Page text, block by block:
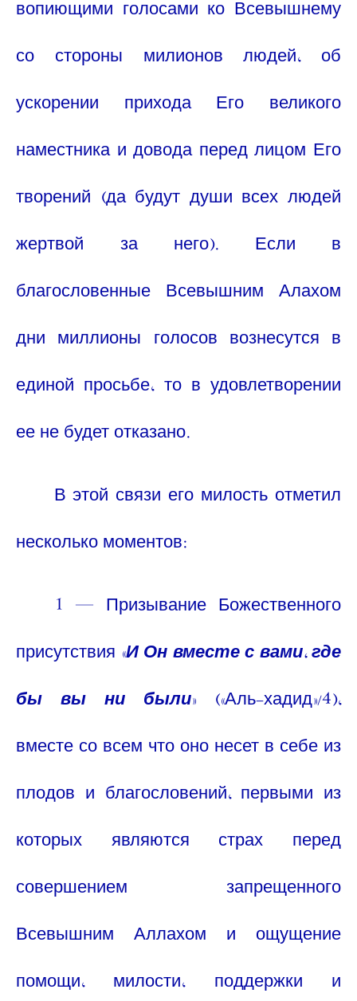
вопиющими голосами ко Всевышнему
со стороны милионов людей, об
ускорении прихода Его великого
наместника и довода перед лицом Его
творений (да будут души всех людей
жертвой за него). Если в
благословенные Всевышним Алахом
дни миллионы голосов вознесутся в
единой просьбе, то в удовлетворении
ее не будет отказано.
В этой связи его милость отметил
несколько моментов:
1 — Призывание Божественного
присутствия «И Он вместе с вами, где
бы вы ни были» («Аль-хадид»/4),
вместе со всем что оно несет в себе из
плодов и благословений, первыми из
которых являются страх перед
совершением запрещенного
Всевышним Аллахом и ощущение
помощи, милости, поддержки и